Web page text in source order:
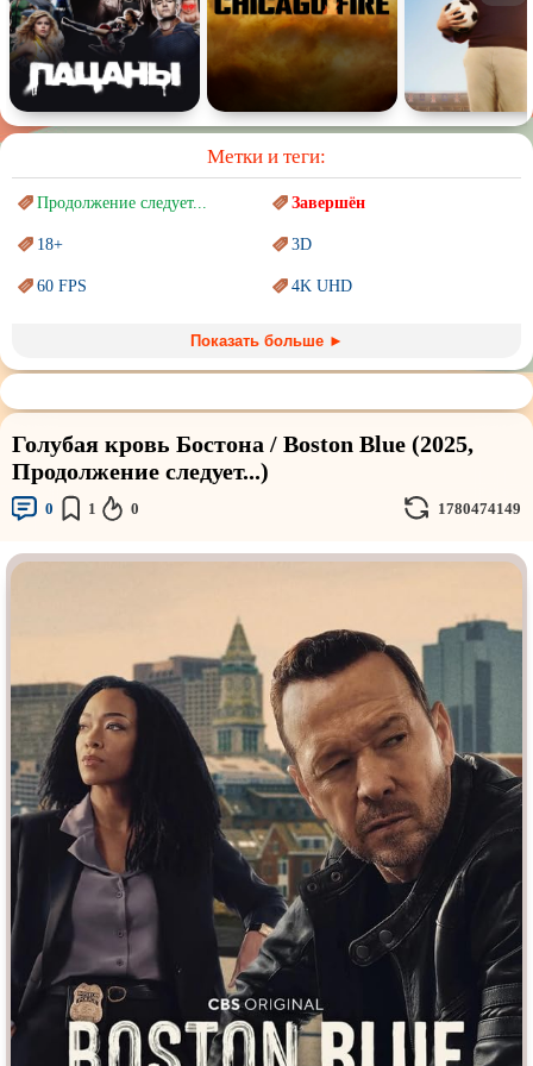
Метки и теги:
Продолжение следует... Завершён
18+ 3D
60 FPS 4K UHD
Marvel PIXAR
Sci-Fi (Научнаяфантастика) Trash (трэш) movies
Авангард иСюрреализм Ангелы и Демоны
Аниме
Маги и Волшебники
Наркотики Новогодние
Основанное на
реальных
событиях
Параллельные миры
Перевод Гоблина ПереводКубик в Кубе
Перевод Кураж-Бамбей Пеплум
Подростковаяжестокость Постапокалипсис
Призраки Про акул
Про апокалипсис Про богатых
Про богов Про вампиров
Про ведьм Про викингов
Показать больше ►
Голубая кровь Бостона / Boston Blue (2025,
Продолжение следует...)
0 1 0 1780474149